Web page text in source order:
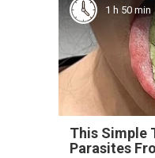
1 h 50 min
This Simple
Parasites